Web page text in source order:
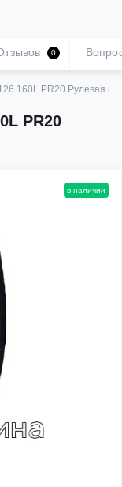
160L PR20 Рулевая
PR20
0
в наличии